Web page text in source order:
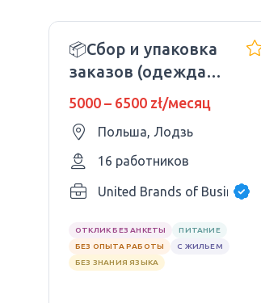
📦Сбор и упаковка
заказов (одежда,
книги, игрушки)
изменения
5000 – 6500 zł/месяц
Польша, Лодзь
16 работников
United Brands of Business
ОТКЛИК БЕЗ АНКЕТЫ
ПИТАНИЕ
БЕЗ ОПЫТА РАБОТЫ
С ЖИЛЬЕМ
БЕЗ ЗНАНИЯ ЯЗЫКА